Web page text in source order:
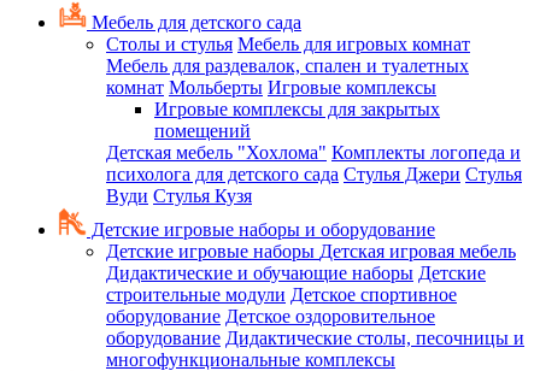
Мебель для детского сада
Столы и стулья Мебель для игровых комнат
Мебель для раздевалок, спален и туалетных
комнат Мольберты Игровые комплексы
Игровые комплексы для закрытых
помещений
Детская мебель "Хохлома" Комплекты логопеда и
психолога для детского сада Стулья Джери Стулья
Вуди Стулья Кузя
Детские игровые наборы и оборудование
Детские игровые наборы Детская игровая мебель
Дидактические и обучающие наборы Детские
строительные модули Детское спортивное
оборудование Детское оздоровительное
оборудование Дидактические столы, песочницы и
многофункциональные комплексы